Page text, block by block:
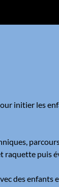
initier les
puis
des